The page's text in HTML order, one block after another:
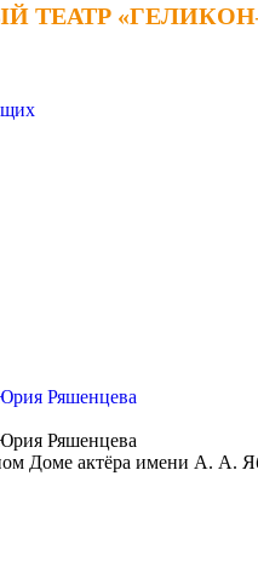
ТЕАТР
ТЕАТР
Ряшенцева
Ряшенцева
Доме актёра имени А. А.